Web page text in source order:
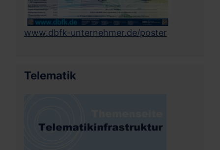
www.dbfk-unternehmer.de/poster
Telematik